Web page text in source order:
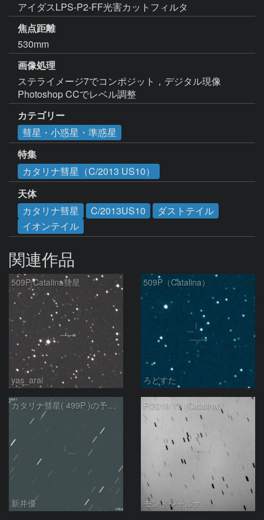
アイダスLPS-P2-FF光害カットフィルタ
焦点距離
530mm
画像処理
ステライメージ7でコンポジット，デジタル現像
Photoshop CCでレベル調整
カテゴリー
彗星・小惑星・準惑星
特集
カタリナ彗星（C/2013 US10）
天体
カタリナ彗星
C/2013US10
ダストテイル
イオンテイル
関連作品
509P/Catalina彗星
yas_arai
509P（Catalina）
ろどすた
カタリナ彗星( 499P )の予報位置：2025/04/27
新井優
P/2019 Y3 (Catalina)
モンドシャルナ